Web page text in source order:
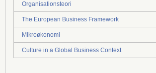
Organisationsteori
The European Business Framework
Mikroøkonomi
Culture in a Global Business Context